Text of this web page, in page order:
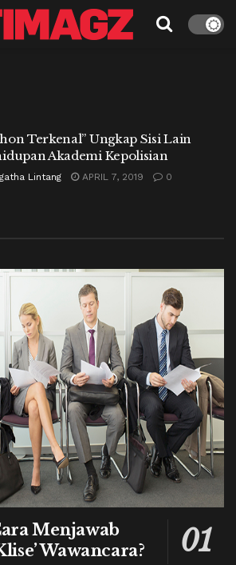
Terkenal” Ungkap Sisi Lain
Akademi Kepolisian
Lintang APRIL 7, 2019 0
Menjawab
Wawancara?